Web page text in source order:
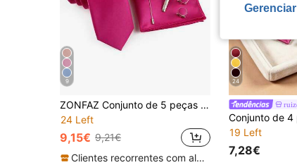
9
ZONFAZ Conjunto de 5 peças para terno masculino elegante, incluindo gravata, lenço de bolso, abotoaduras, alfinete de lapela e prendedor de gravata. Ideal para casamentos, festas e eventos. Acessórios indispensáveis.
24 Left
9,15€ 9,21€
Clientes recorrentes com alta taxa de retorno
24
19 Left
7,28€